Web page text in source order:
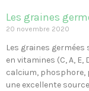
Les graines
20 novembre 2020
Les graines
en vitamines (C, A,
calcium, phosphore,
une excellente